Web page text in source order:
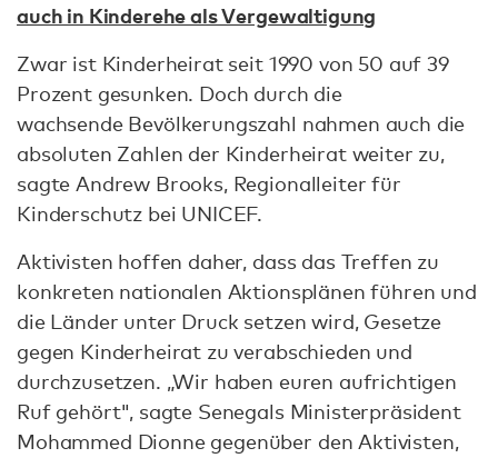
auch in Kinderehe als Vergewaltigung
Zwar ist Kinderheirat seit 1990 von 50 auf 39
Prozent gesunken. Doch durch die
wachsende Bevölkerungszahl nahmen auch die
absoluten Zahlen der Kinderheirat weiter zu,
sagte Andrew Brooks, Regionalleiter für
Kinderschutz bei UNICEF.
Aktivisten hoffen daher, dass das Treffen zu
konkreten nationalen Aktionsplänen führen und
die Länder unter Druck setzen wird, Gesetze
gegen Kinderheirat zu verabschieden und
durchzusetzen. „Wir haben euren aufrichtigen
Ruf gehört", sagte Senegals Ministerpräsident
Mohammed Dionne gegenüber den Aktivisten,